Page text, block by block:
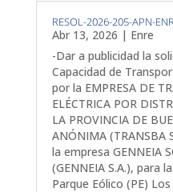
RESOL-2026-205-APN-
Abr 13, 2026 | Enre
-Dar a publicidad la
Capacidad de
por la EMPRESA DE
ELÉCTRICA POR
LA PROVINCIA DE
ANÓNIMA (TRANSBA
la empresa GENNEIA
(GENNEIA S.A.), para
Parque Eólico (PE)